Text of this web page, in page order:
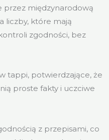
przez międzynarodową
liczby, które mają
zgodności, bez
tappi, potwierdzające, że
proste fakty i uczciwe
z przepisami, co